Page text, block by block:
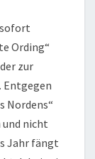
Ording“
zur
Entgegen
Nordens“
und nicht
Jahr fängt